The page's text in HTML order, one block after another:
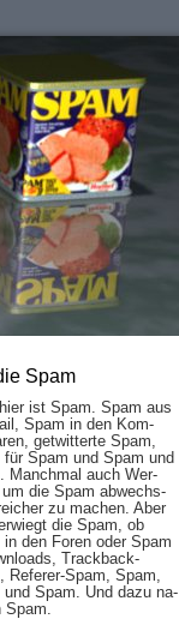
Spam
ist Spam. Spam aus
Spam in den Kom­
ge­twit­ter­te Spam,
für Spam und Spam und
Manch­mal auch Wer­
um die Spam ab­wechs­
zu mach­en. Aber
die Spam, ob
in den Fo­ren oder Spam
Track­back-
Re­fe­rer-Spam, Spam,
und Spam. Und da­zu na­
Spam.